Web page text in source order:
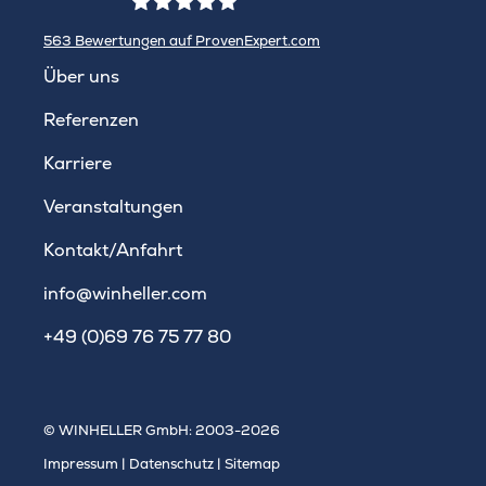
563 Bewertungen auf ProvenExpert.com
Über uns
Referenzen
Karriere
Veranstaltungen
Kontakt/Anfahrt
info@winheller.com
+49 (0)69 76 75 77 80
© WINHELLER GmbH: 2003-2026
Impressum | Datenschutz | Sitemap